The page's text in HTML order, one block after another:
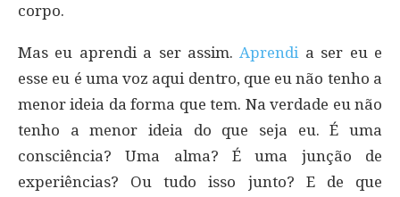
corpo.
Mas eu aprendi a ser assim. Aprendi a ser eu e
esse eu é uma voz aqui dentro, que eu não tenho a
menor ideia da forma que tem. Na verdade eu não
tenho a menor ideia do que seja eu. É uma
consciência? Uma alma? É uma junção de
experiências? Ou tudo isso junto? E de que